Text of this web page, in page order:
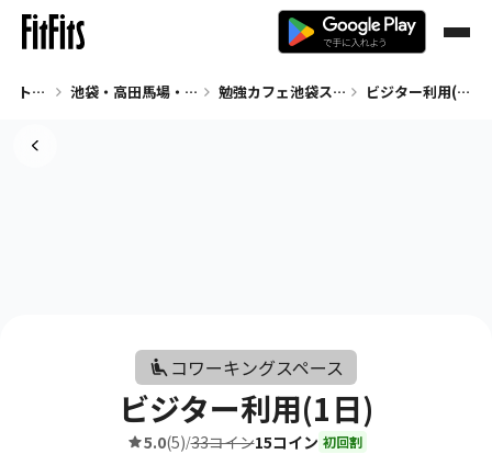
トップ 池袋・高田馬場・早稲田 コワーキングスペース 勉強カフェ池袋スタジオ ビジター利用(1日)
コワーキングスペース
ビジター利用(1日)
5.0(5)/33コイン15コイン 初回割